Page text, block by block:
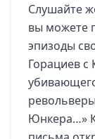
Слушайте
вы можете
эпизоды
Горациев с
Юнкера…»